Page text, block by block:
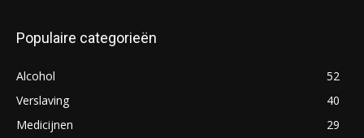
Populaire categorieën
Alcohol
52
Verslaving
40
Medicijnen
29